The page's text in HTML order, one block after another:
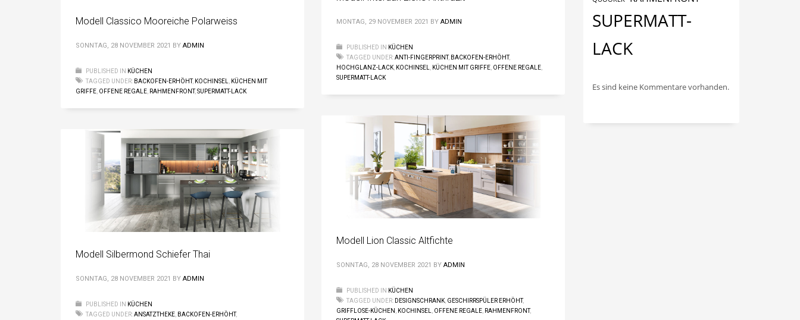
MONTAG, 29 NOVEMBER 2021 BY ADMIN
PUBLISHED IN KÜCHEN
TAGGED UNDER:ANTI-FINGERPRINT, BACKOFEN-ERHÖHT,
HOCHGLANZ-LACK KOCHINSEL KÜCHEN MIT GRIFFE OFFENE REGALE
SUPERMATT-LACK
Modell Classico Mooreiche Polarweiss
SONNTAG, 28 NOVEMBER 2021 BY ADMIN
PUBLISHED IN KÜCHEN
TAGGED UNDER: BACKOFEN-ERHÖHT, KOCHINSEL
KÜCHEN MIT
GRIFFE OFFENE REGALE RAHMENFRONT,SUPERMATT-LACK
Modell Lion Classic Altfichte
SONNTAG, 28 NOVEMBER 2021 BY ADMIN
PUBLISHED IN KÜCHEN
TAGGED UNDER: DESIGNSCHRANK GESCHIRRSPÜLER ERHÖHT,
GRIFFLOSE-KÜCHEN
KOCHINSEL OFFENE REGALE RAHMENFRONT,
Modell Silbermond Schiefer Thai
SONNTAG, 28 NOVEMBER 2021 BY ADMIN
PUBLISHED IN KÜCHEN
TAGGED UNDER:ANSATZTHEKE BACKOFEN-ERHÖHT,
SUPERMATT-
LACK
Es sind keine Kommentare vorhanden.